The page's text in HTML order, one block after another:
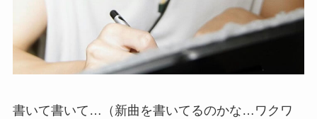
書いて書いて…（新曲を書いてるのかな…ワクワ